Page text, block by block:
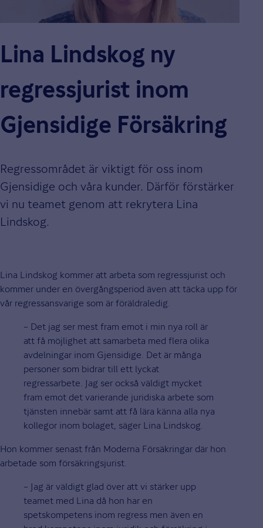
Lina Lindskog ny
regressjurist inom
Gjensidige Försäkring
Regressområdet är viktigt för oss inom
Gjensidige och våra kunder. Därför förstärker
vi nu teamet genom att rekrytera Lina
Lindskog.
Lina Lindskog kommer att arbeta som regressjurist och
kommer under en övergångsperiod även att täcka upp för
vår regressansvarige som är föräldraledig.
– Det jag ser mest fram emot i min nya roll är
att få möjlighet att samarbeta med flera olika
avdelningar inom Gjensidige. Det är många
personer som bidrar till ett lyckat
regressarbete. Jag ser också väldigt mycket
fram emot det varierande juridiska arbete som
tjänsten innebär samt att få lära känna alla nya
kollegor inom bolaget, säger Lina Lindskog.
Hon kommer senast från Moderna Försäkringar där hon
arbetade som försäkringsjurist.
– Jag är väldigt glad över att vi stärker upp
teamet med Lina då hon har en
spetskompetens inom regress men även en